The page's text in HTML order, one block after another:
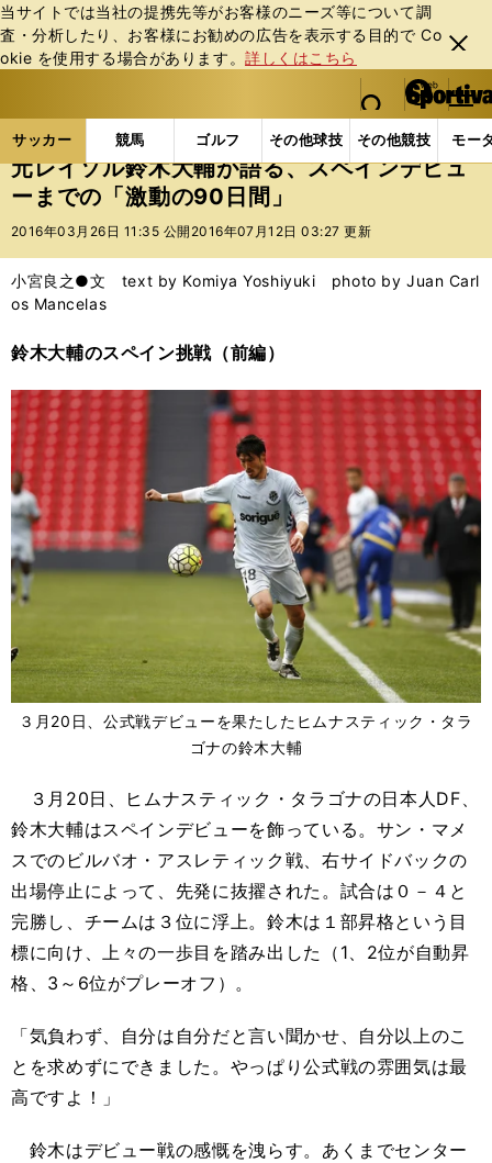
当サイトでは当社の提携先等がお客様のニーズ等について調
査・分析したり、お客様にお勧めの広告を表⽰する⽬的で Co
okie を使⽤する場合があります。詳しくはこちら
閉じ
る
web Sportiva (webスポルティーバ)
検索
マイペ
ー
ジ
メニュ
サッカー 競馬 ゴルフ その他球技 その他競技 モー
ス
ポ
ル
バ
サッカーの記事一覧 海外サッカー 海外サッカー
元レイソル鈴木大輔が語る、スペインデビュ
ーまでの「激動の90日間」
2016年03月26日 11:35 公開 2016年07月12日 03:27 更新
小宮良之●文 text by Komiya Yoshiyuki photo by Juan Carl
os Mancelas
鈴木大輔のスペイン挑戦（前編）
３月20日、公式戦デビューを果たしたヒムナスティック・タラ
ゴナの鈴木大輔
３月20日、ヒムナスティック・タラゴナの日本人DF、
鈴木大輔はスペインデビューを飾っている。サン・マメ
スでのビルバオ・アスレティック戦、右サイドバックの
出場停止によって、先発に抜擢された。試合は０－４と
完勝し、チームは３位に浮上。鈴木は１部昇格という目
標に向け、上々の一歩目を踏み出した（1、2位が自動昇
格、3～6位がプレーオフ）。
「気負わず、自分は自分だと言い聞かせ、自分以上のこ
とを求めずにできました。やっぱり公式戦の雰囲気は最
高ですよ！」
鈴木はデビュー戦の感慨を洩らす。あくまでセンター